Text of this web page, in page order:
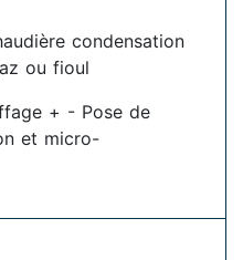
condensation
ou fioul
+ - Pose de
et micro-